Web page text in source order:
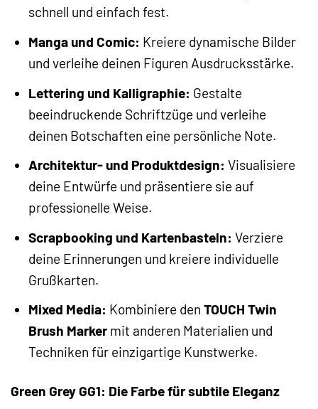
schnell und einfach fest.
Manga und Comic: Kreiere dynamische Bilder
und verleihe deinen Figuren Ausdrucksstärke.
Lettering und Kalligraphie: Gestalte
beeindruckende Schriftzüge und verleihe
deinen Botschaften eine persönliche Note.
Architektur- und Produktdesign: Visualisiere
deine Entwürfe und präsentiere sie auf
professionelle Weise.
Scrapbooking und Kartenbasteln: Verziere
deine Erinnerungen und kreiere individuelle
Grußkarten.
Mixed Media: Kombiniere den TOUCH Twin
Brush Markermit anderen Materialien und
Techniken für einzigartige Kunstwerke.
Green Grey GG1: Die Farbe für subtile Eleganz